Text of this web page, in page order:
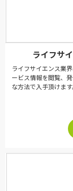
ライフサ
ライフサイエンス業
ービス情報を閲覧、
な方法で入手頂けます